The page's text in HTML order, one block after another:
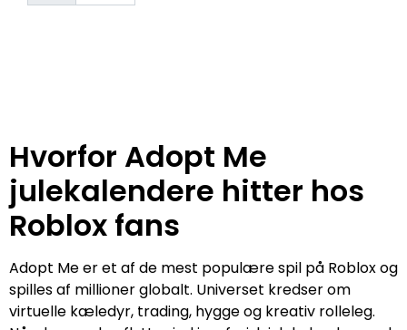
Hvorfor Adopt Me
julekalendere hitter hos
Roblox fans
Adopt Me er et af de mest populære spil på Roblox og
spilles af millioner globalt. Universet kredser om
virtuelle kæledyr, trading, hygge og kreativ rolleleg.